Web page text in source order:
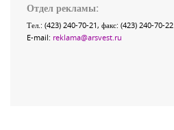
Отдел рекламы:
Тел.: (423) 240-70-21, факс: (423) 240-70-22
E-mail: reklama@arsvest.ru